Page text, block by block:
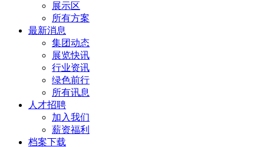
展示区
所有方案
最新消息
集团动态
展览快讯
行业资讯
绿色前行
所有讯息
人才招聘
加入我们
薪资福利
档案下载